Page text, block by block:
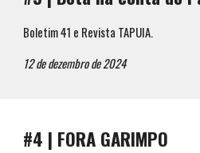
Boletim 41 e Revista TAPUIA.
12dedezembrode 2024
#4 | FORA GARIMPO